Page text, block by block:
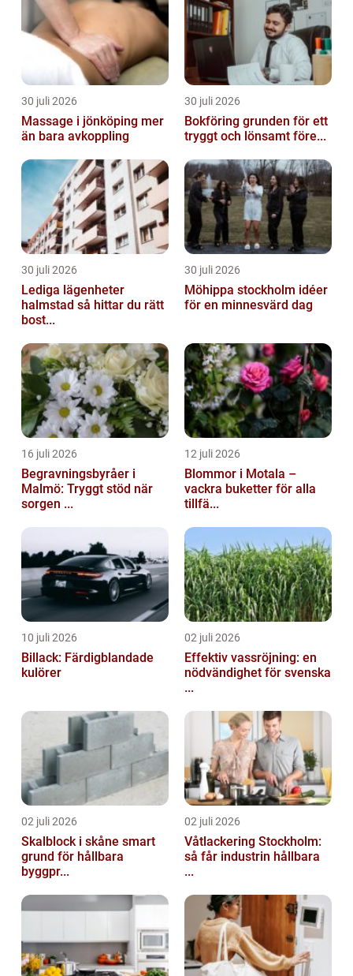
30 juli 2026
Massage i jönköping mer
än bara avkoppling
30 juli 2026
Bokföring grunden för ett
tryggt och lönsamt före...
30 juli 2026
Lediga lägenheter
halmstad så hittar du rätt
bost...
30 juli 2026
Möhippa stockholm idéer
för en minnesvärd dag
16 juli 2026
Begravningsbyråer i
Malmö: Tryggt stöd när
sorgen ...
12 juli 2026
Blommor i Motala –
vackra buketter för alla
tillfä...
10 juli 2026
Billack: Färdigblandade
kulörer
02 juli 2026
Effektiv vassröjning: en
nödvändighet för svenska
...
02 juli 2026
Skalblock i skåne smart
grund för hållbara
byggpr...
02 juli 2026
Våtlackering Stockholm:
så får industrin hållbara
...